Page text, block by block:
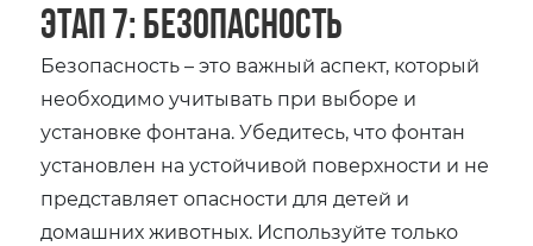
Этап 7: Безопасность
Безопасность – это важный аспект‚ который
необходимо учитывать при выборе и
установке фонтана. Убедитесь‚ что фонтан
установлен на устойчивой поверхности и не
представляет опасности для детей и
домашних животных. Используйте только